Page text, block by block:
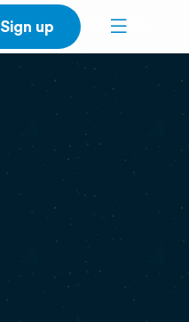
Sign up